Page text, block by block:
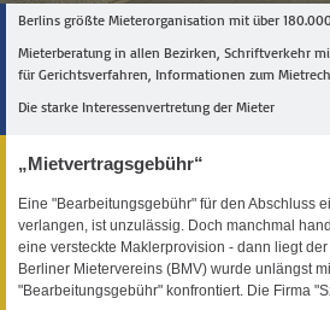
Berlins größte Mieterorganisation mit über
Mieterberatung in allen Bezirken, Schriftverkehr
für Gerichtsverfahren, Informationen zum
Die starke Interessenvertretung der Mieter
„Mietvertragsgebühr“
Eine "Bearbeitungsgebühr" für den Abschluss
verlangen, ist unzulässig. Doch manchmal
eine versteckte Maklerprovision - dann liegt
Berliner Mietervereins (BMV) wurde unlängst
"Bearbeitungsgebühr" konfrontiert. Die Firma